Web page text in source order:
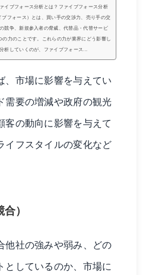
イブフォース分析とは？ファイブフォース分析
ブフォース）とは、買い手の交渉力、売り手の交
競争、新規参入者の脅威、代替品・代替サービ
の力のことです。これらの力が業界にどう影響し
析していくのが、ファイブフォース...
、市場に影響を与えてい
需要の増減や政府の観光
客の動向に影響を与えて
イフスタイルの変化など
）
他社の強みや弱み、どの
としているのか、市場に